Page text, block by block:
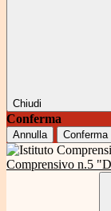
Chiudi
Conferma
Annulla Conferma
Comprensivo n.5